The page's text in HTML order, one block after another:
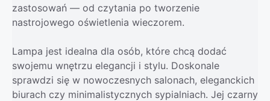
zastosowań — od czytania po tworzenie
nastrojowego oświetlenia wieczorem.
Lampa jest idealna dla osób, które chcą dodać
swojemu wnętrzu elegancji i stylu. Doskonale
sprawdzi się w nowoczesnych salonach, eleganckich
biurach czy minimalistycznych sypialniach. Jej czarny